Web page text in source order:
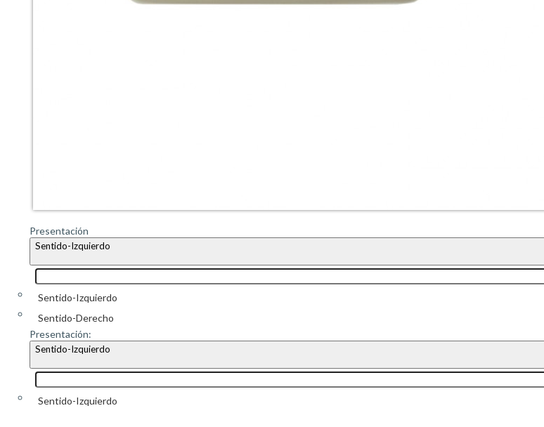
Presentación
Sentido-Izquierdo
Sentido-Izquierdo
Sentido-Derecho
Presentación:
Sentido-Izquierdo
Sentido-Izquierdo